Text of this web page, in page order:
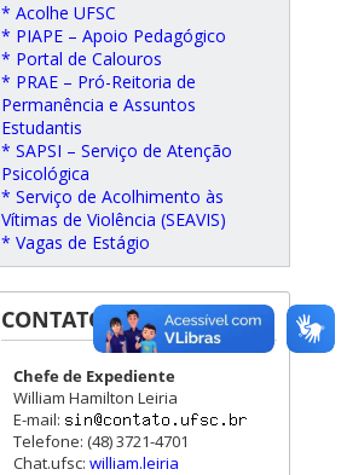
* Acolhe UFSC
* PIAPE – Apoio Pedagógico
* Portal de Calouros
* PRAE – Pró-Reitoria de
Permanência e Assuntos
Estudantis
* SAPSI – Serviço de Atenção
Psicológica
* Serviço de Acolhimento às
Vítimas de Violência (SEAVIS)
* Vagas de Estágio
CONTATOS
Chefe de Expediente
William Hamilton Leiria
E-mail:
Telefone: (48) 3721-4701
Chat.ufsc: william.leiria